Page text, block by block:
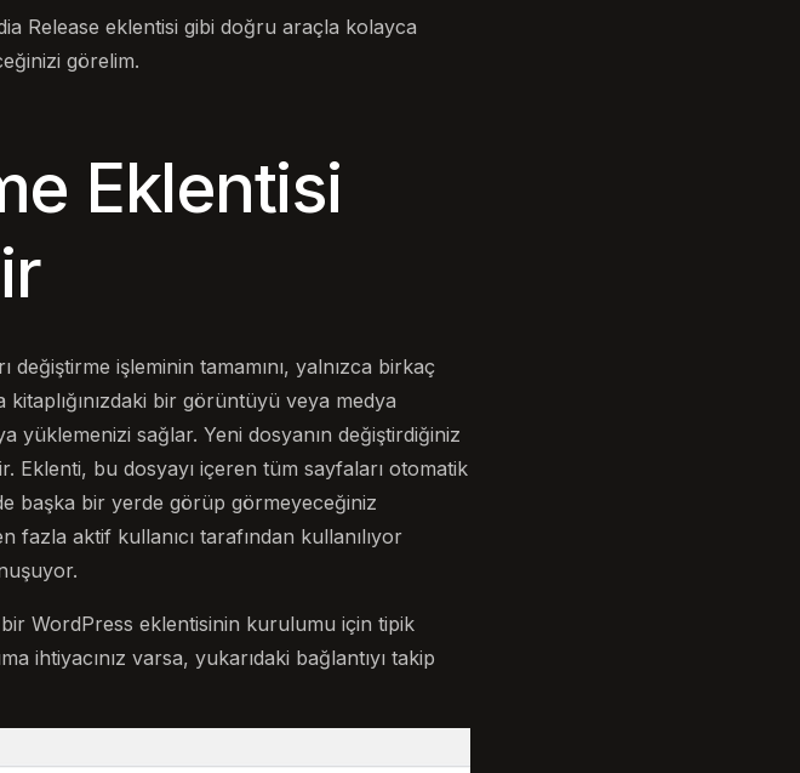
Release eklentisi gibi doğru araçla kolayca
görelim.
Eklentisi
işleminin tamamını, yalnızca birkaç
bir görüntüyü veya medya
yüklemenizi sağlar. Yeni dosyanın değiştirdiğiniz
Eklenti, bu dosyayı içeren tüm sayfaları otomatik
başka bir yerde görüp görmeyeceğiniz
fazla aktif kullanıcı tarafından kullanılıyor
WordPress eklentisinin kurulumu için tipik
ihtiyacınız varsa, yukarıdaki bağlantıyı takip